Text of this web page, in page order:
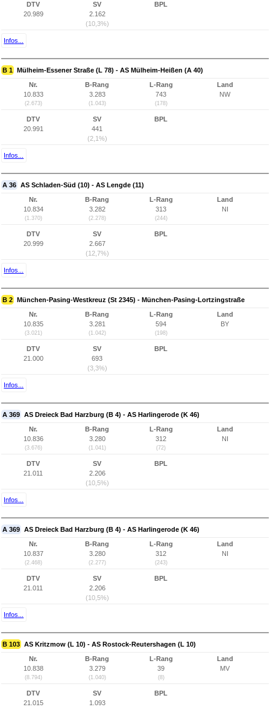
DTV
20.989
SV
2.162
(10,3%)
BPL
Infos...
B 1 Mülheim-Essener Straße (L 78) - AS Mülheim-Heißen (A 40)
Nr.
10.833
(2.673)
B-Rang
3.283
(1.043)
L-Rang
743
(178)
Land
NW
DTV
20.991
SV
441
(2,1%)
BPL
Infos...
A 36 AS Schladen-Süd (10) - AS Lengde (11)
Nr.
10.834
(1.370)
B-Rang
3.282
(2.278)
L-Rang
313
(244)
Land
NI
DTV
20.999
SV
2.667
(12,7%)
BPL
Infos...
B 2 München-Pasing-Westkreuz (St 2345) - München-Pasing-Lortzingstraße
Nr.
10.835
(3.021)
B-Rang
3.281
(1.042)
L-Rang
594
(198)
Land
BY
DTV
21.000
SV
693
(3,3%)
BPL
Infos...
A 369 AS Dreieck Bad Harzburg (B 4) - AS Harlingerode (K 46)
Nr.
10.836
(3.676)
B-Rang
3.280
(1.041)
L-Rang
312
(72)
Land
NI
DTV
21.011
SV
2.206
(10,5%)
BPL
Infos...
A 369 AS Dreieck Bad Harzburg (B 4) - AS Harlingerode (K 46)
Nr.
10.837
(2.468)
B-Rang
3.280
(2.277)
L-Rang
312
(243)
Land
NI
DTV
21.011
SV
2.206
(10,5%)
BPL
Infos...
B 103 AS Kritzmow (L 10) - AS Rostock-Reutershagen (L 10)
Nr.
10.838
(8.794)
B-Rang
3.279
(1.040)
L-Rang
39
(8)
Land
MV
DTV
21.015
SV
1.093
BPL